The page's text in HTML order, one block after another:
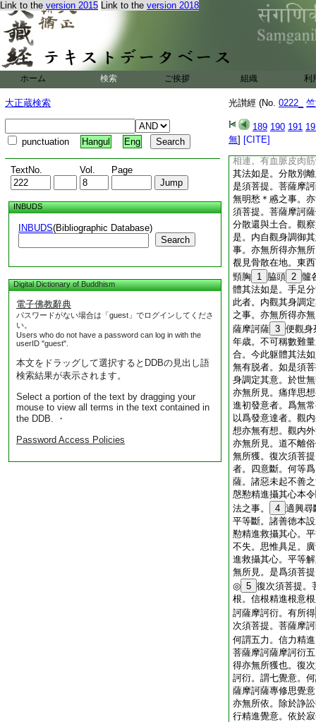
Link to the version 2015 Link to the version 2018
ホーム 検索 ご挨拶 組織 利
大正蔵検索
punctuation Hangul Eng
TextNo. Vol. Page
INBUDS
INBUDS(Bibliographic Database)
Search
Digital Dictionary of Buddhism
電子佛教辭典
パスワードがない場合は「guest」でログインしてくださ
い。
Users who do not have a password can log in with the
userID "guest".
本文をドラッグして選択するとDDBの見出し語
検索結果が表示されます。
Select a portion of the text by dragging your
mouse to view all terms in the text contained in
the DDB. ・
Password Access Policies
光讃經 (No. 0222_
189 190 191
無] [CITE]
體。其人自察身所
無脱此者。内自觀
＊慼之事。亦無所
訶薩假使見身非常
事。亦無所得亦無
摩訶薩假使觀身終
風飄。骨節相連譬
裹皮覆。自觀身調
之事。亦無所得亦
薩摩訶薩假使見人
相連。有血脈皮肉
其法如是。分散別
是須菩提。菩薩摩
無明愁＊慼之事。
須菩提。菩薩摩訶
分散還與土合。觀
是。内自觀身調御
事。亦無所得亦無
覩見骨散在地。東
頸胸
1 脇頭 2 髗
體其法如是。手足
此者。内觀其身調
之事。亦無所得亦
薩摩訶薩 3 便觀身
年歳。不可稱數難
合。今此躯體其法
無有脱者。如是須
身調定其意。於世
亦無所見。痛痒思
進初發意者。爲無
以爲發意達者。觀
想亦無有想。觀内
亦無所見。道不離
無所獲。復次須菩
者。四意斷。何等
薩。諸惡未起不善
慇懃精進攝其心本
法之事。
4 適興尋
平等斷。諸善徳本
懃精進救攝其心。
不失。思惟具足。
進救攝其心。平等
無所見。是爲須菩
◎ 5 復次須菩提。
根。信根精進根意
訶薩摩訶衍。有所得
次須菩提。菩薩摩
何謂五力。信力精
菩薩摩訶薩摩訶衍
得亦無所獲也。復
訶衍。謂七覺意。
薩摩訶薩專修思覺
亦無所依。除於諍
行精進覺意。依於